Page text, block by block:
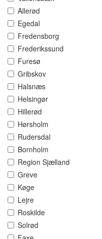
Allerød
Egedal
Fredensborg
Frederikssund
Furesø
Gribskov
Halsnæs
Helsingør
Hillerød
Hørsholm
Rudersdal
Bornholm
Region Sjælland
Greve
Køge
Lejre
Roskilde
Solrød